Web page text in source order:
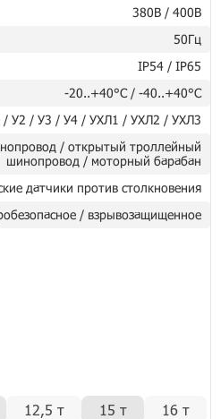
380В / 400В
50Гц
IP54 / IP65
-20..+40°C / -40..+40°C
/ У2 / У3 / У4 / УХЛ1 / УХЛ2 / УХЛ3
/ открытый троллейный
шинопровод / моторный барабан
датчики против столкновения
/ взрывозащищенное
12,5 т 15 т
16 т